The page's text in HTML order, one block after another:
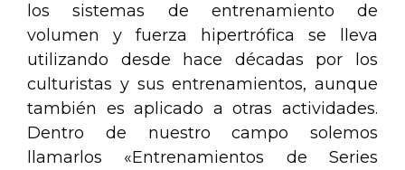
los sistemas de entrenamiento de
volumen y fuerza hipertrófica se lleva
utilizando desde hace décadas por los
culturistas y sus entrenamientos, aunque
también es aplicado a otras actividades.
Dentro de nuestro campo solemos
llamarlos «Entrenamientos de Series